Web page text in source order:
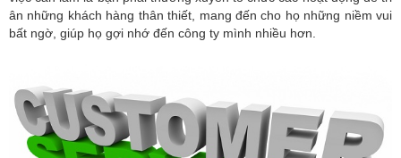
TỨC
TUYỂN
DỤNG
ân những khách hàng thân thiết, mang đến cho họ những niềm vui
bất ngờ, giúp họ gợi nhớ đến công ty mình nhiều hơn.